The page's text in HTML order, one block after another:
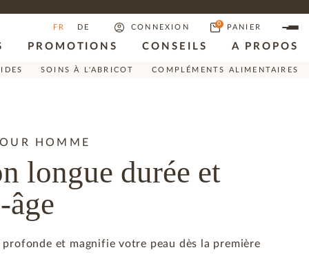
FR DE CONNEXION 0 PANIER
PROMOTIONS CONSEILS A PROPOS
SOINS À L'ABRICOT COMPLÉMENTS ALIMENTAIRES
HOMME
longue durée et
et magnifie votre peau dès la première